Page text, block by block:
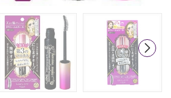
Điều kiện: